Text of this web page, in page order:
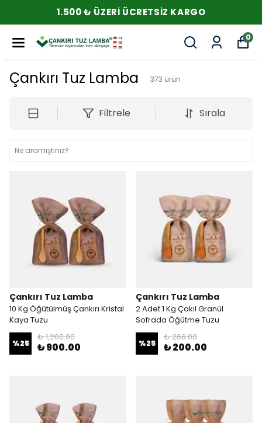
1.500 ₺ ÜZERI ÜCRETSIZ KARGO
0
Çankırı Tuz Lamba 373 ürün
Filtrele Sırala
Çankırı Tuz Lamba
10 Kg Öğütülmüş Çankırı Kristal
Kaya Tuzu
%25
₺ 1,200.00
₺ 900.00
Çankırı Tuz Lamba
2 Adet 1 Kg Çakıl Granül
Sofrada Öğütme Tuzu
%25
₺ 266.00
₺ 200.00